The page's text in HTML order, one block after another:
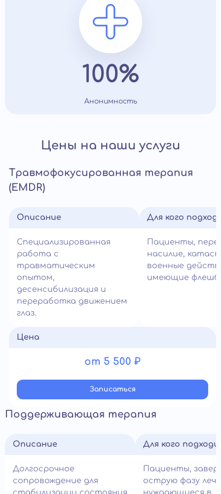
100%
Анонимность
Цены на наши услуги
Травмофокусированная терапия
(EMDR)
Описание
Специализированная
работа с
травматическим
опытом,
десенсибилизация и
переработка движением
глаз.
Для кого
Пациенты,
насилие,
военные
имеющие
Цена
от 5 500 ₽
Записатьcя
Поддерживающая терапия
Описание
Долгосрочное
сопровождение для
Для кого
Пациенты,
острую фазу